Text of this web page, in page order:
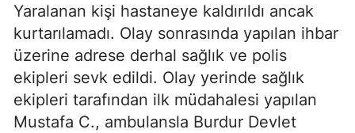
Yaralanan kişi hastaneye kaldırıldı ancak
kurtarılamadı. Olay sonrasında yapılan ihbar
üzerine adrese derhal sağlık ve polis
ekipleri sevk edildi. Olay yerinde sağlık
ekipleri tarafından ilk müdahalesi yapılan
Mustafa C., ambulansla Burdur Devlet